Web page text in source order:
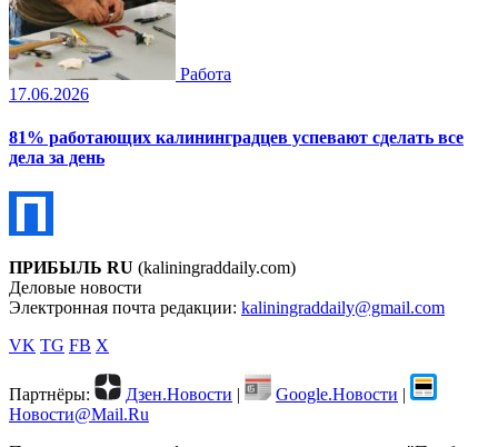
Работа
17.06.2026
81% работающих калининградцев успевают сделать все
дела за день
ПРИБЫЛЬ RU (kaliningraddaily.com)
Деловые новости
Электронная почта редакции: kaliningraddaily@gmail.com
VK TG FB X
Партнёры: Дзен.Новости | Google.Новости |
Новости@Mail.Ru